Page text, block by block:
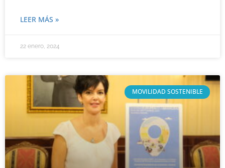
LEER MÁS »
22 enero, 2024
MOVILIDAD SOSTENIBLE